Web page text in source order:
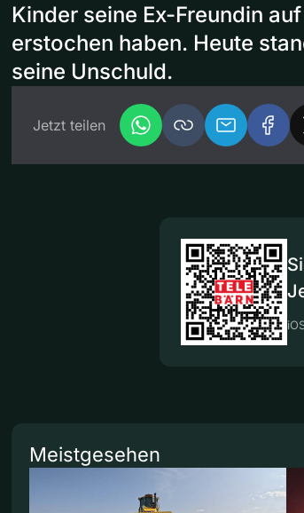
Kinder seine Ex-Freundin
erstochen haben. Heute
seine Unschuld.
Jetzt teilen
Meistgesehen